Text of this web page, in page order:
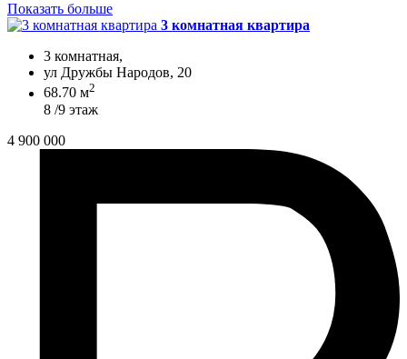
Показать больше
3 комнатная квартира
3 комнатная,
ул Дружбы Народов, 20
68.70 м2
8 /9 этаж
4 900 000